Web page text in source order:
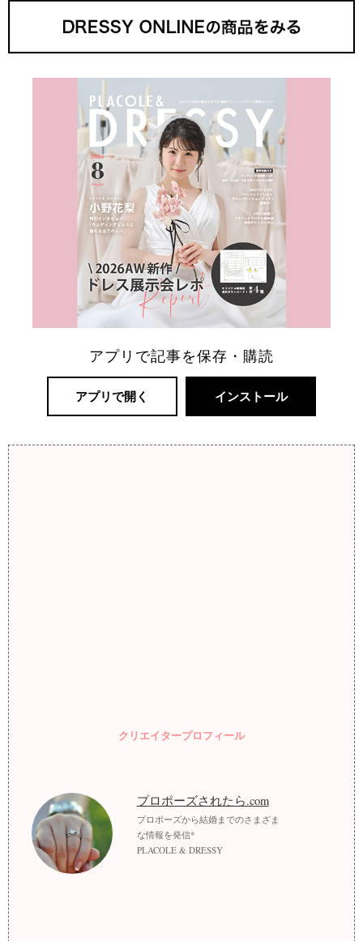
アプリで記事を保存・購読
アプリで開く インストール
クリエイタープロフィール
プロポーズされたら.com
プロポーズから結婚までのさまざま
な情報を発信*
PLACOLE & DRESSY